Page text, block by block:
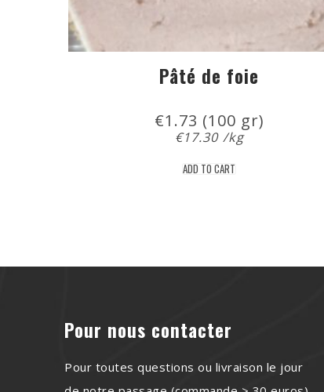
Pâté de foie
€1.73 (100 gr)
€17.30 /kg
ADD TO CART
Pour nous contacter
Pour toutes questions ou livraison le jour